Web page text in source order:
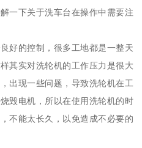
一下关于洗车台在操作中需要注
好的控制，很多工地都是一整天
其实对洗轮机的工作压力是很大
出现一些问题，导致洗轮机在工
毁电机，所以在使用洗轮机的时
不能太长久，以免造成不必要的